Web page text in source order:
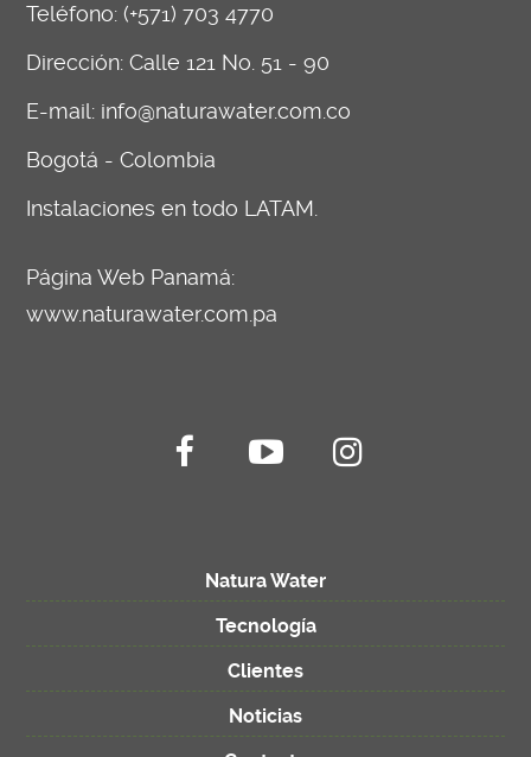
Natura Water
Tecnología
Clientes
Noticias
Teléfono: (+571) 703 4770
Dirección: Calle 121 No. 51 - 90
E-mail: info@naturawater.com.co
Bogotá - Colombia
Instalaciones en todo LATAM.
Página Web Panamá:
www.naturawater.com.pa